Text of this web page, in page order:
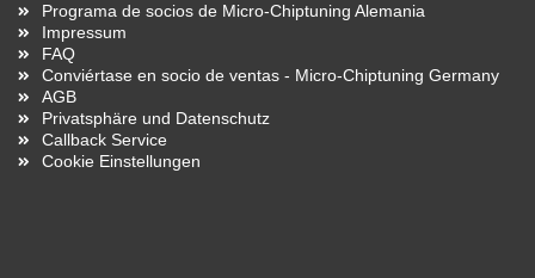
Programa de socios de Micro-Chiptuning Alemania
Impressum
FAQ
Conviértase en socio de ventas - Micro-Chiptuning Germany
AGB
Privatsphäre und Datenschutz
Callback Service
Cookie Einstellungen